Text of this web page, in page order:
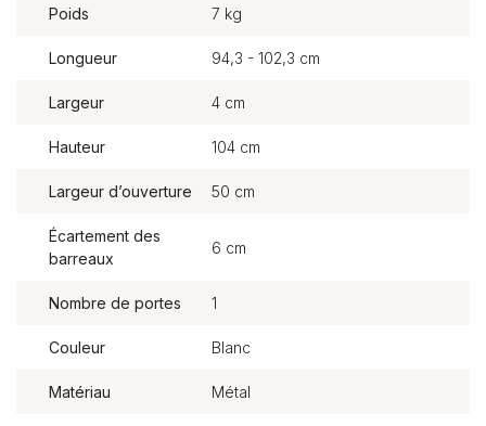
Poids 7 kg
Longueur 94,3 - 102,3 cm
Largeur 4 cm
Hauteur 104 cm
Largeur d’ouverture 50 cm
Écartement des
barreaux
6 cm
Nombre de portes 1
Couleur Blanc
Matériau Métal